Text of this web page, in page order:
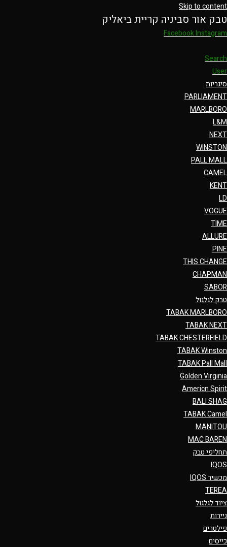
Skip to content
טבק אור סביניה קריית ביאליק
FacebookInstagram
Search
User
סיגריות
PARLIAMENT
MARLBORO
L&M
NEXT
WINSTON
PALL MALL
CAMEL
KENT
LD
VOGUE
TIME
ALLURE
PINE
THIS CHANGE
CHAPMAN
SABOR
טבק לגלגול
TABAK MARLBORO
TABAK NEXT
TABAK CHESTERFIELD
TABAK Winston
TABAK Pall Mall
Golden Virginia
Americn Spirit
BALI SHAG
TABAK Camel
MANITOU
MAC BAREN
תחליפי טבק
IQOS
מכשיר IQOS
TEREA
ציוד לגלגול
ניירות
פילטרים
כייסים